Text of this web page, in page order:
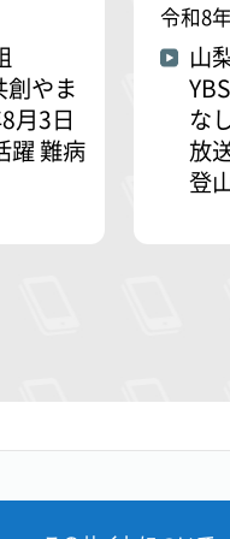
創やま
月3日
躍 難病
令和8
山
な
放
登